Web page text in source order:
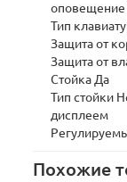
оповещение
Тип
Защита от
Защита от
Стойка Да
Тип стойки
дисплеем
Похожие